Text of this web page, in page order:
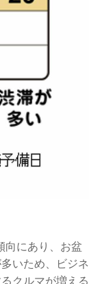
向にあり、お盆
いため、ビジネ
クルマが増える